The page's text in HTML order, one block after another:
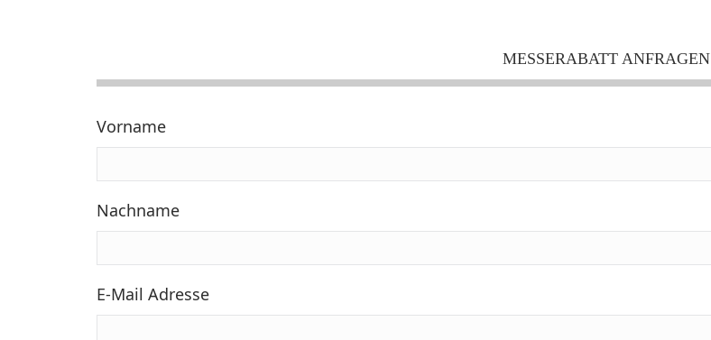
MESSERABATT ANFRAGEN
Vorname
Nachname
E-Mail Adresse